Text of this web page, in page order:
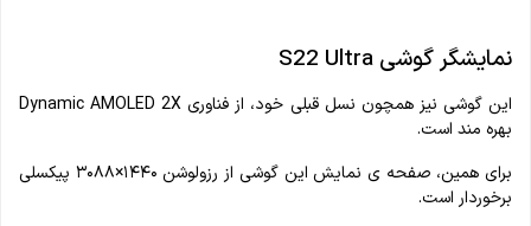
نمایشگر گوشی S22 Ultra
این گوشی نیز همچون نسل قبلی خود، از فناوری Dynamic AMOLED 2X
بهره مند است.
برای همین، صفحه ی نمایش این گوشی از رزولوشن ۱۴۴۰×۳۰۸۸ پیکسلی
برخوردار است.